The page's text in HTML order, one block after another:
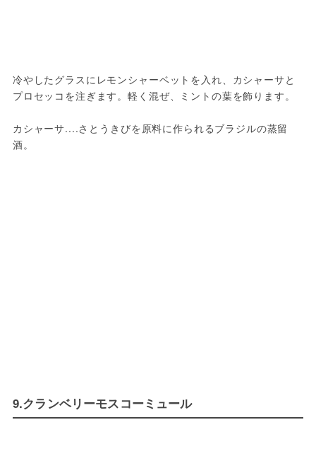
冷やしたグラスにレモンシャーベットを入れ、カシャーサと
プロセッコを注ぎます。軽く混ぜ、ミントの葉を飾ります。
カシャーサ....さとうきびを原料に作られるブラジルの蒸留
酒。
9.クランベリーモスコーミュール